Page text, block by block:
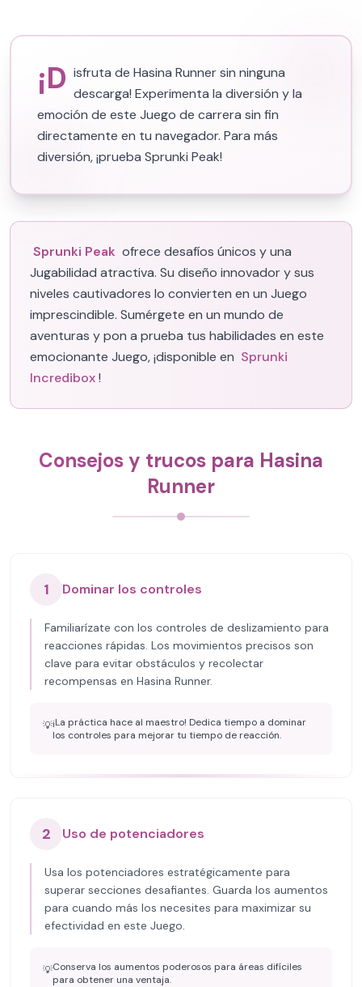
¡D isfruta de Hasina Runner sin ninguna
descarga! Experimenta la diversión y la
emoción de este Juego de carrera sin fin
directamente en tu navegador. Para más
diversión, ¡prueba Sprunki Peak!
Sprunki Peak ofrece desafíos únicos y una
Jugabilidad atractiva. Su diseño innovador y sus
niveles cautivadores lo convierten en un Juego
imprescindible. Sumérgete en un mundo de
aventuras y pon a prueba tus habilidades en este
emocionante Juego, ¡disponible en Sprunki
Incredibox!
Consejos y trucos para Hasina
Runner
1 Dominar los controles
Familiarízate con los controles de deslizamiento para
reacciones rápidas. Los movimientos precisos son
clave para evitar obstáculos y recolectar
recompensas en Hasina Runner.
💡¡La práctica hace al maestro! Dedica tiempo a dominar
los controles para mejorar tu tiempo de reacción.
2 Uso de potenciadores
Usa los potenciadores estratégicamente para
superar secciones desafiantes. Guarda los aumentos
para cuando más los necesites para maximizar su
efectividad en este Juego.
💡Conserva los aumentos poderosos para áreas difíciles
para obtener una ventaja.